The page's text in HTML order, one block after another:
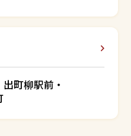
町柳駅前・